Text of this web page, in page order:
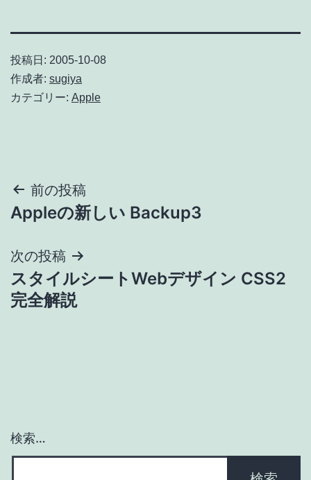
投稿日: 2005-10-08
作成者: sugiya
カテゴリー: Apple
投
稿
ナ
ビ
ン
前の投稿
Appleの新しい Backup3
次の投稿
スタイルシートWebデザイン CSS2
完全解説
検索…